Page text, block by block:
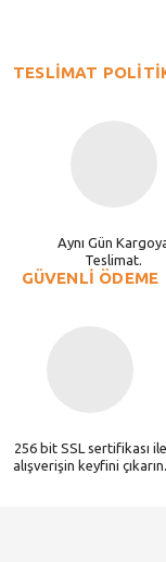
TESLİMAT
Aynı Gün
Teslimat.
GÜVENLİ ÖDEME
256 bit SSL sertifikası ile
alışverişin keyfini çıkarın.